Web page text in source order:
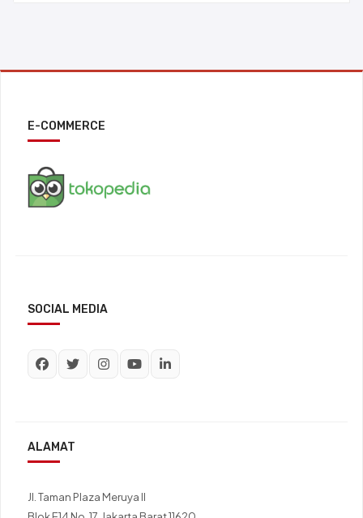
E-COMMERCE
SOCIAL MEDIA
ALAMAT
Jl. Taman Plaza Meruya II